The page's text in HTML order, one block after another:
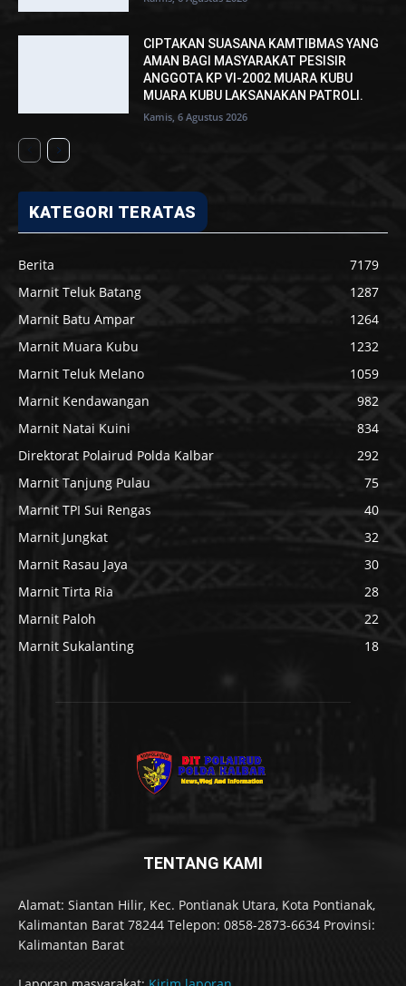
CIPTAKAN SUASANA KAMTIBMAS YANG
AMAN BAGI MASYARAKAT PESISIR
ANGGOTA KP VI-2002 MUARA KUBU
MUARA KUBU LAKSANAKAN PATROLI.
Kamis, 6 Agustus 2026
KATEGORI TERATAS
Berita
7179
Marnit Teluk Batang
1287
Marnit Batu Ampar
1264
Marnit Muara Kubu
1232
Marnit Teluk Melano
1059
Marnit Kendawangan
982
Marnit Natai Kuini
834
Direktorat Polairud Polda Kalbar
292
Marnit Tanjung Pulau
75
Marnit TPI Sui Rengas
40
Marnit Jungkat
32
Marnit Rasau Jaya
30
Marnit Tirta Ria
28
Marnit Paloh
22
Marnit Sukalanting
18
TENTANG KAMI
Alamat: Siantan Hilir, Kec. Pontianak Utara, Kota Pontianak,
Kalimantan Barat 78244 Telepon: 0858-2873-6634 Provinsi:
Kalimantan Barat